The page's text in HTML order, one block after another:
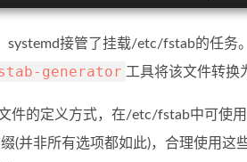
systemd接管了挂载/etc/fstab的任
generator 工具将该文件转换
件的定义方式，在/etc/fstab中可使
(并非所有选项都如此)，合理使用这